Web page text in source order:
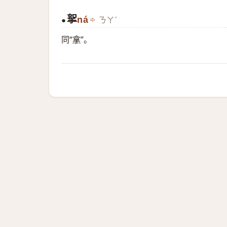
● 挐ná ㄋㄚˊ
同“拿”。